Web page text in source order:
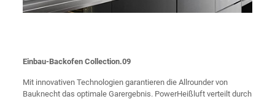
Einbau-Backofen Collection.09
Mit innovativen Technologien garantieren die Allrounder von
Bauknecht das optimale Garergebnis. PowerHeißluft verteilt durch